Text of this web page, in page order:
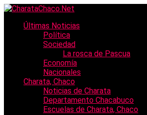
Últimas Noticias
Política
Sociedad
La rosca de Pascua
Economía
Nacionales
Charata, Chaco
Noticias de Charata
Departamento Chacabuco
Escuelas de Charata, Chaco